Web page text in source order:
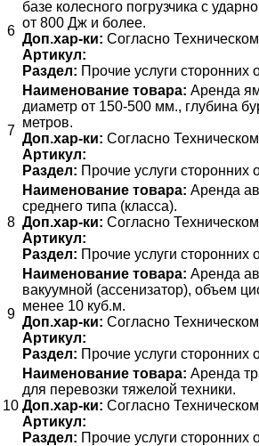
6
базе колесного погрузчика с
от 800 Дж и более.
Доп.хар-ки: Согласно
Артикул:
Раздел: Прочие услуги сторонних
7
Наименование товара: Аренда
диаметр от 150-500 мм., глубина
метров.
Доп.хар-ки: Согласно
Артикул:
Раздел: Прочие услуги сторонних
8
Наименование товара: Аренда
среднего типа (класса).
Доп.хар-ки: Согласно
Артикул:
Раздел: Прочие услуги сторонних
9
Наименование товара: Аренда
вакуумной (ассенизатор), объем
менее 10 куб.м.
Доп.хар-ки: Согласно
Артикул:
Раздел: Прочие услуги сторонних
10
Наименование товара: Аренда
для перевозки тяжелой техники.
Доп.хар-ки: Согласно
Артикул:
Раздел: Прочие услуги сторонних